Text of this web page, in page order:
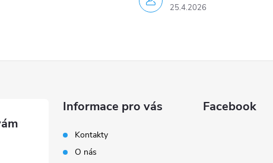
25.4.2026
Informace pro vás
Kontakty
O nás
Facebook